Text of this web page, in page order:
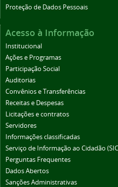
Proteção de Dados Pessoais
Acesso à Informação
Institucional
Ações e Programas
Participação Social
Auditorias
Convênios e Transferências
Receitas e Despesas
Licitações e contratos
Servidores
Informações classificadas
Serviço de Informação ao Cidadão
Perguntas Frequentes
Dados Abertos
Sanções Administrativas